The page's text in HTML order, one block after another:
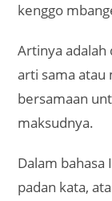
kenggo
Artinya adalah
arti sama atau
bersamaan
maksudnya.
Dalam bahasa
padan kata,